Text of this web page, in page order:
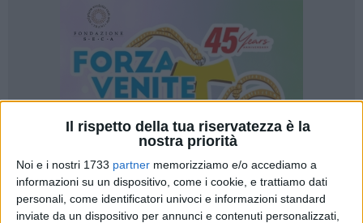
Il rispetto della tua riservatezza è la
nostra priorità
Noi e i nostri 1733 partner memorizziamo e/o accediamo a
informazioni su un dispositivo, come i cookie, e trattiamo dati
personali, come identificatori univoci e informazioni standard
inviate da un dispositivo per annunci e contenuti personalizzati,